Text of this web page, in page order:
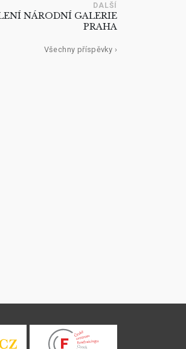
DALŠÍ
NÁRODNÍ GALERIE
PRAHA
Všechny příspěvky ›